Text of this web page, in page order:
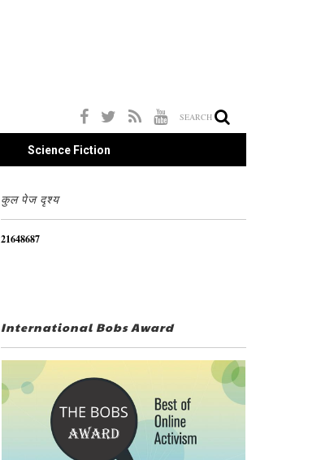
SEARCH
Science Fiction
कुल पेज दृश्य
21648687
International Bobs Award